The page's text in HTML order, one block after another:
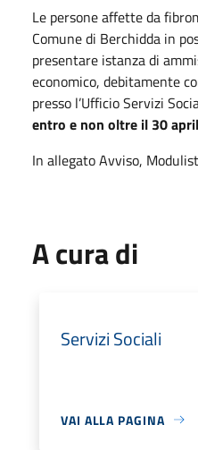
Le persone affette da
Comune di Berchidda in
presentare istanza di
economico, debitamente
presso l’Ufficio Servizi
entro e non oltre il 30
In allegato Avviso,
A cura di
Servizi Sociali
VAI ALLA PAGINA